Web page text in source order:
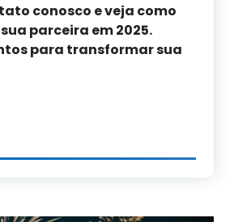
conosco e veja como
parceira em2025.
para transformar sua